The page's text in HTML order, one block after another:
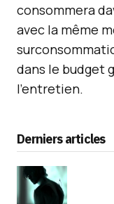
consommera
avec la même
dans le budget
l’entretien.
Derniers articles